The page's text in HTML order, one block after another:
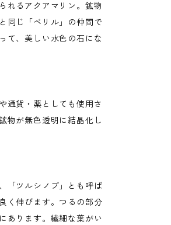
れるアクアマリン。鉱物
同じ「ベリル」の仲間で
て、美しい水色の石にな
通貨・薬としても使用さ
物が無色透明に結晶化し
「ツルシノブ」とも呼ば
く伸びます。つるの部分
あります。繊細な葉がい